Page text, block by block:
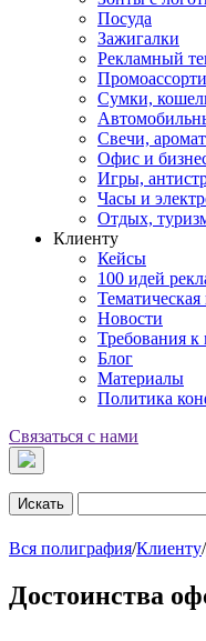
Посуда
Зажигалки
Рекламный
Промоассорти
Сумки,
Свечи,
Офис и
Игры,
Часы и
Отдых,
Клиенту
Кейсы
100 идей
Новости
Требования к
Блог
Материалы
Политика
Связаться с нами
Искать
Вся полиграфия/Клиенту/
Достоинства